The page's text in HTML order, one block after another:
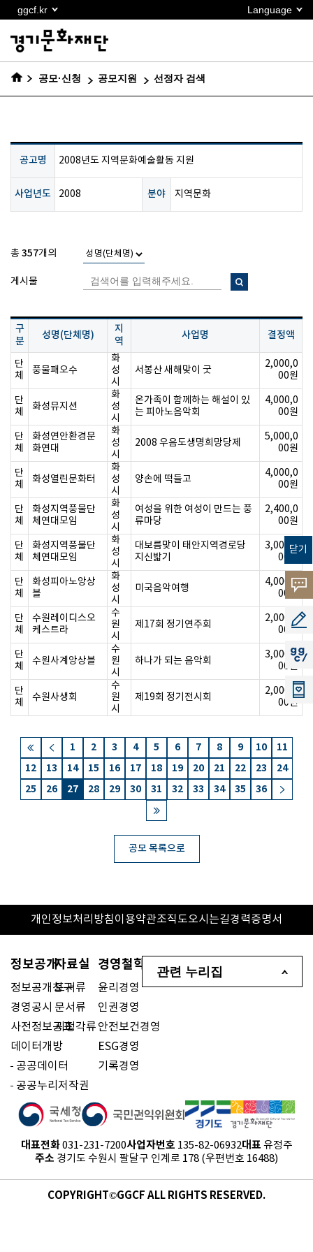
바로가기
ggcf.kr Language
닫기
고객의
소리
공모
지지
공모·신청 공모지원 선정자 검색
공고명 2008년도 지역문화예술활동 지원
사업년도 2008 분야 지역문화
총 357개의
게시물
구
분
성명(단체명)
지
역
사업명 결정액
단
체
풍물패오수
화
성
시
서봉산 새해맞이 굿
2,000,0
00원
단
체
화성뮤지션
화
성
시
온가족이 함께하는 해설이 있
는 피아노음악회
4,000,0
00원
단
체
화성연안환경문
화연대
화
성
시
2008 우음도생명희망당제
5,000,0
00원
단
체
화성열린문화터
화
성
시
양손에 떡들고
4,000,0
00원
단
체
화성지역풍물단
체연대모임
화
성
시
여성을 위한 여성이 만드는 풍
류마당
2,400,0
00원
단
체
화성지역풍물단
체연대모임
화
성
시
대보름맞이 태안지역경로당
지신밟기
3,000,0
00원
단
체
화성피아노앙상
블
화
성
시
미국음악여행
4,000,0
00원
단
체
수원레이디스오
케스트라
수
원
시
제17회 정기연주회
2,000,0
00원
단
체
수원사계앙상블
수
원
시
하나가 되는 음악회
3,000,0
00원
단
체
수원사생회
수
원
시
제19회 정기전시회
2,000,0
00원
1 2 3 4 5 6 7 8 9 10
11
12
13 14 15 16 17 18 19 20 21 22 23
24
25
26 27 28 29 30 31 32 33 34 35 36
공모 목록으로
개인정보처리방침이용약관조직도오시는길경력증명서
대표전화 031-231-7200사업자번호 135-82-06932대표 유정주
주소 경기도 수원시 팔달구 인계로 178 (우편번호 16488)
정보공개
정보공개청구
경영공시
사전정보공표
데이터개방
공공데이터
공공누리저작권
자료실
도서류
문서류
시청각류
경영철학
윤리경영
인권경영
안전보건경영
ESG경영
기록경영
관련 누리집
COPYRIGHT©GGCF ALL RIGHTS RESERVED.